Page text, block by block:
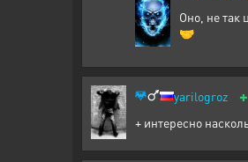
Оно, не так
🤝
yarilogroz +
+ интересно